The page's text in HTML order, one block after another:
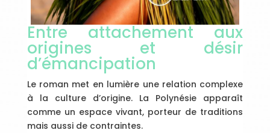
Entre attachement aux
origines et désir
d’émancipation
Le roman met en lumière une relation complexe
à la culture d’origine. La Polynésie apparaît
comme un espace vivant, porteur de traditions
mais aussi de contraintes.